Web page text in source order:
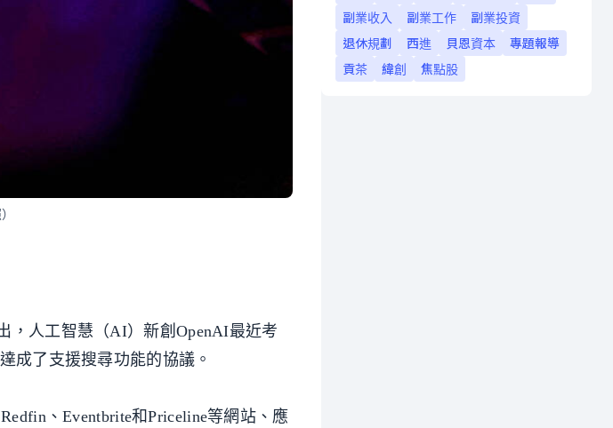
，人工智慧（AI）新創OpenAI最近考
成了支援搜尋功能的協議。
、Eventbrite和Priceline等網站、應
副業收入
副業工作
副業投資
退休規劃
西進 貝恩資本
專題報導
貢茶
緯創 焦點股